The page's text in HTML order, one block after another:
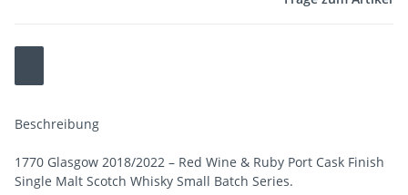
Beschreibung
1770 Glasgow 2018/2022 – Red Wine & Ruby Port Cask Finish
Single Malt Scotch Whisky Small Batch Series.